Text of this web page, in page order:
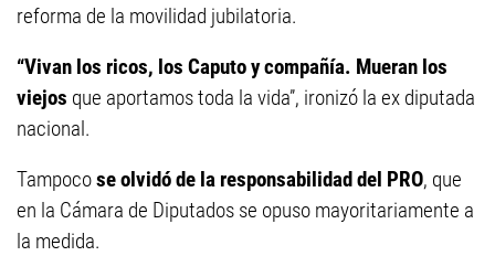
reforma de la movilidad jubilatoria.
“Vivan los ricos, los Caputo y compañía. Mueran los
viejos que aportamos toda la vida”, ironizó la ex diputada
nacional.
Tampocose olvidó de la responsabilidad del PRO, que
en la Cámara de Diputados se opuso mayoritariamente a
la medida.